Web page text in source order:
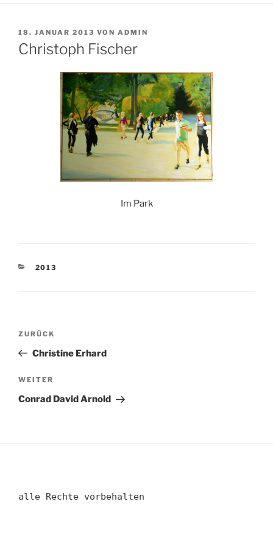
VERÖFFENTLICHT
AM
18. JANUAR 2013 VON ADMIN
Christoph Fischer
Im Park
KATEGORIEN
2013
Beitragsnavigation
Vorheriger
Beitrag
ZURÜCK
Christine Erhard
Nächster
Beitrag
WEITER
Conrad David Arnold
alle Rechte vorbehalten